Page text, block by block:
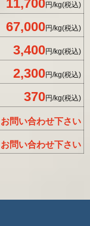
11,700円/kg(税込)
67,000円/kg(税込)
3,400円/kg(税込)
2,300円/kg(税込)
370円/kg(税込)
お問い合わせ下さい
お問い合わせ下さい